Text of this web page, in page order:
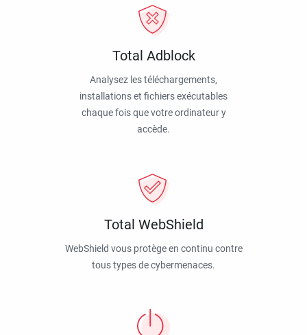
Total Adblock
Analysez les téléchargements,
installations et fichiers exécutables
chaque fois que votre ordinateur y
accède.
Total WebShield
WebShield vous protège en continu contre
tous types de cybermenaces.